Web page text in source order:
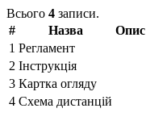
Всього 4 записи.
#
Назва Опис
1 Регламент
2 Інструкція
3 Картка огляду
4 Схема дистанцій